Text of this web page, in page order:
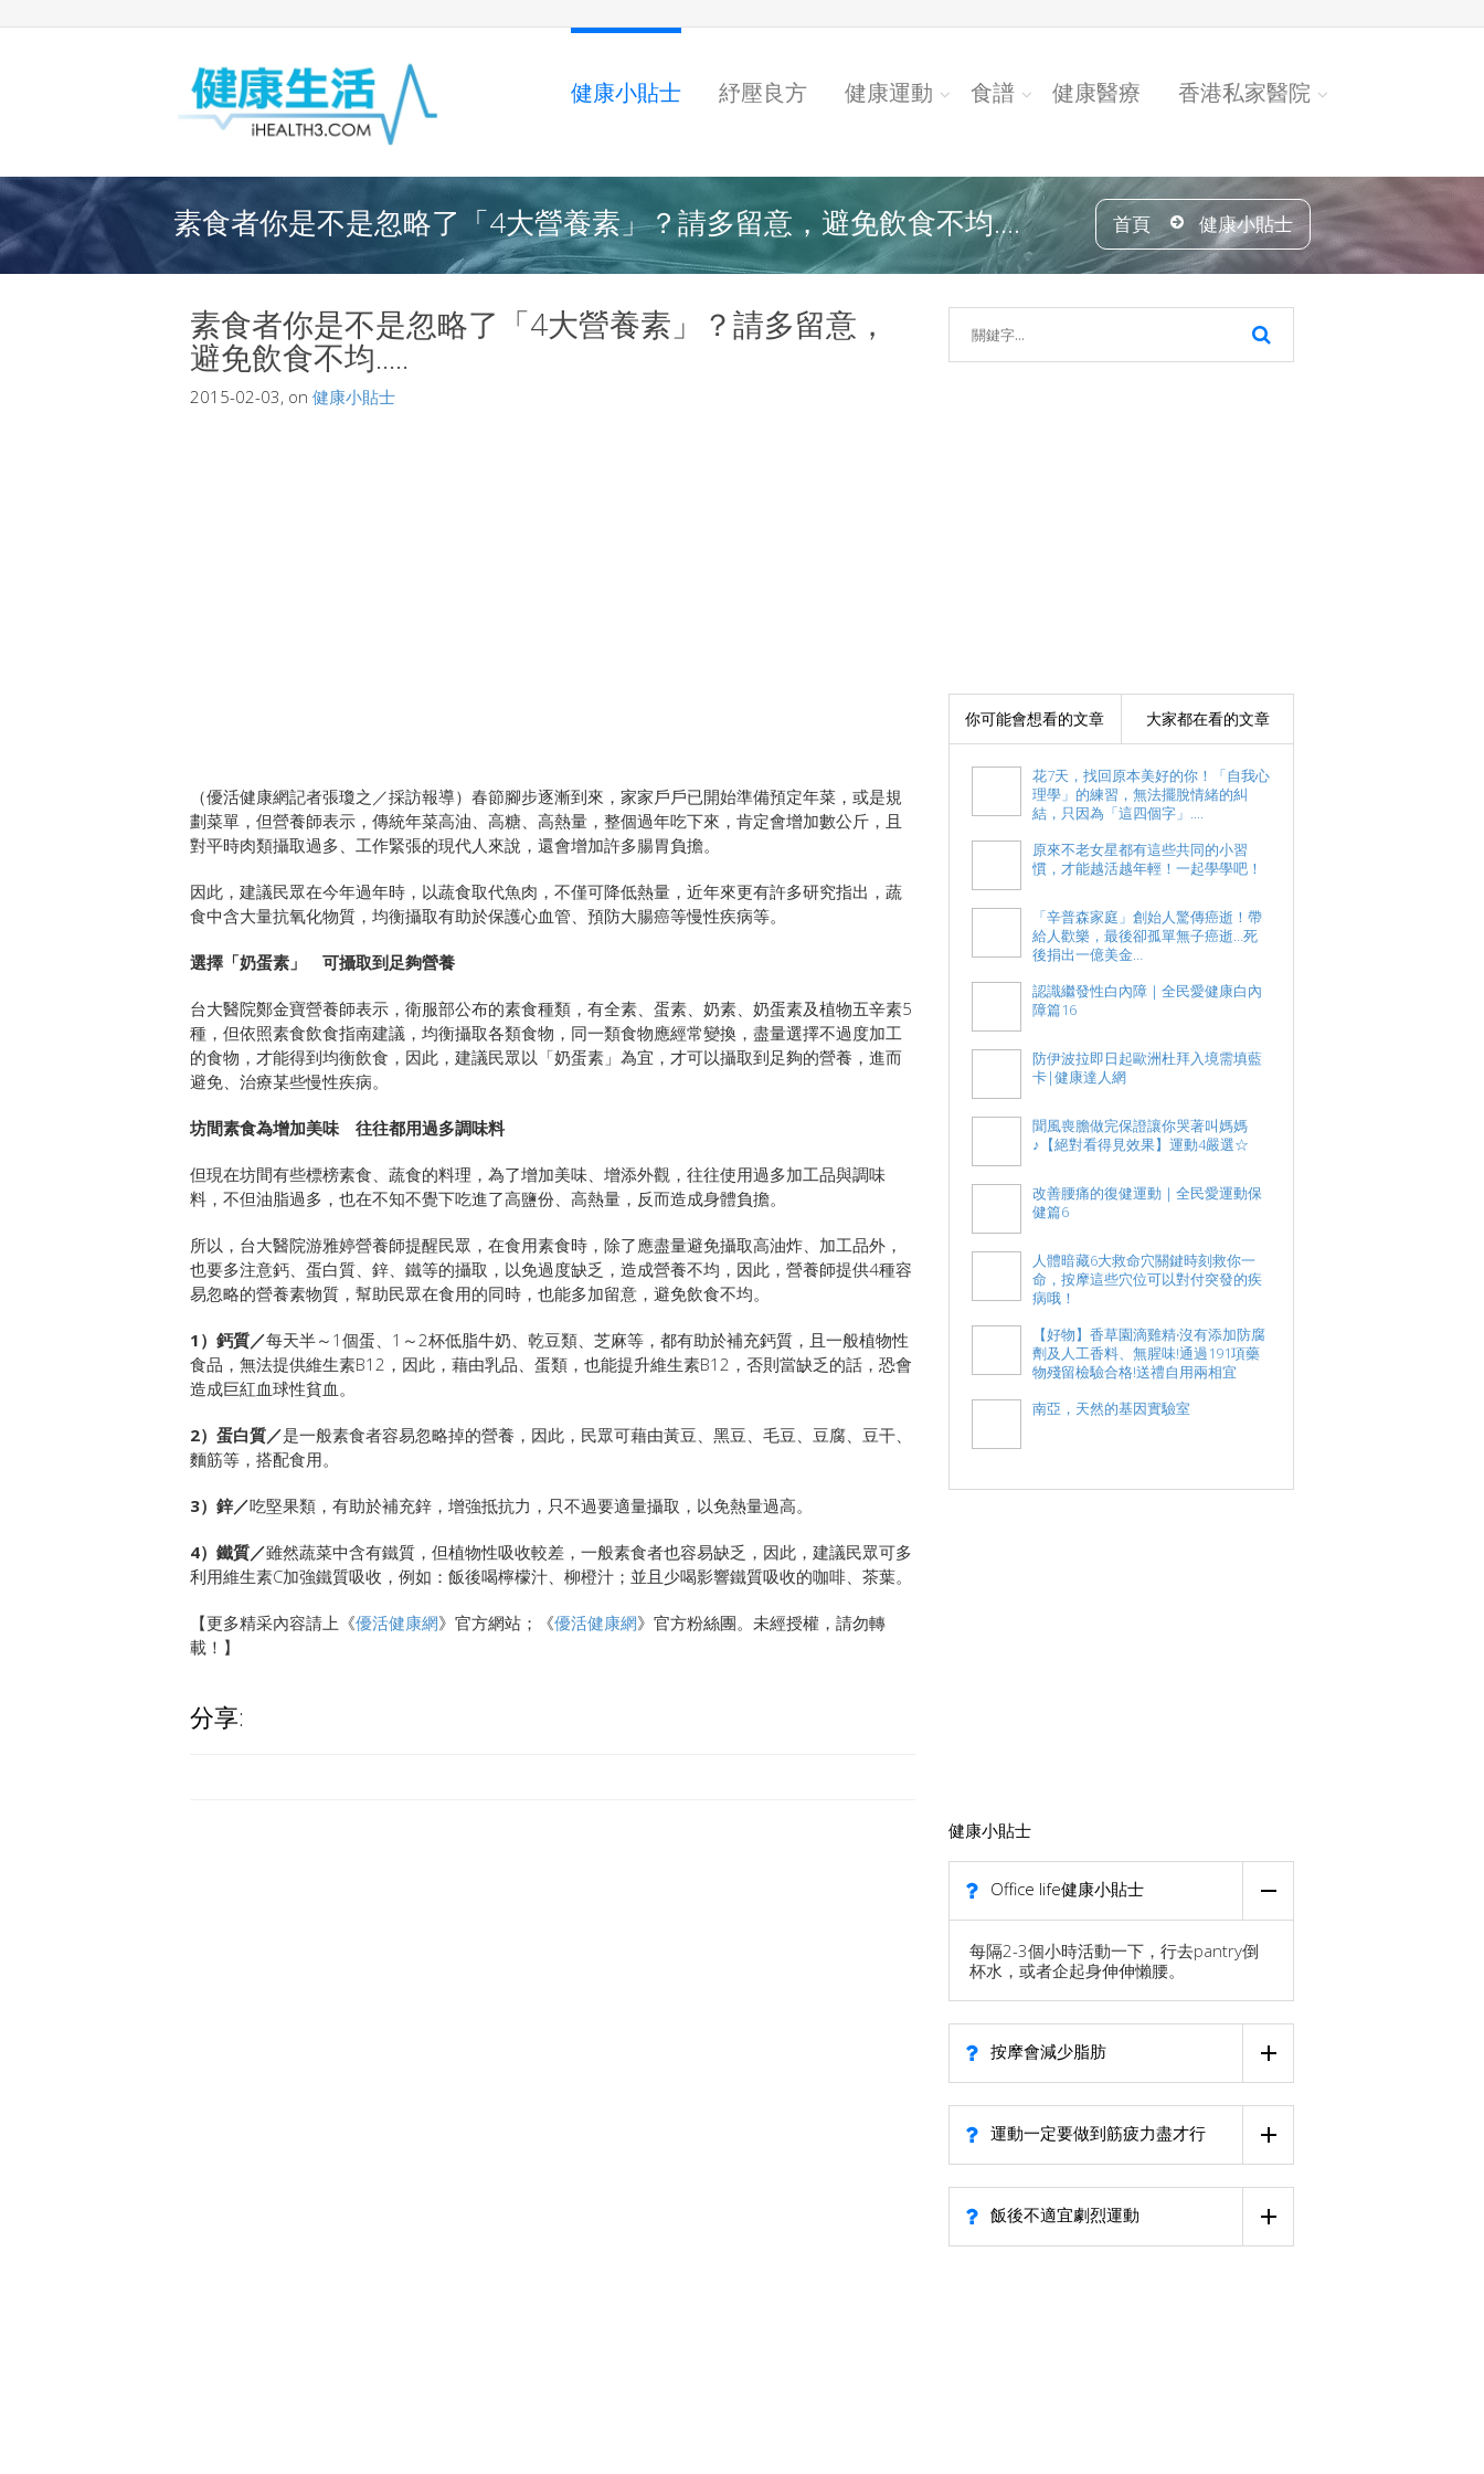
健康小貼士 紓壓良方 健康運動 食譜 健康醫療 香港私家醫院
素食者你是不是忽略了「4大營養素」？請多留意，避免飲食不均.... 首頁 健康小貼士
素食者你是不是忽略了「4大營養素」？請多留意，
避免飲食不均.....
2015-02-03, on 健康小貼士
（優活健康網記者張瓊之／採訪報導）春節腳步逐漸到來，家家戶戶已開始準備預定年菜，或是規
劃菜單，但營養師表示，傳統年菜高油、高糖、高熱量，整個過年吃下來，肯定會增加數公斤，且
對平時肉類攝取過多、工作緊張的現代人來說，還會增加許多腸胃負擔。
因此，建議民眾在今年過年時，以蔬食取代魚肉，不僅可降低熱量，近年來更有許多研究指出，蔬
食中含大量抗氧化物質，均衡攝取有助於保護心血管、預防大腸癌等慢性疾病等。
選擇「奶蛋素」 可攝取到足夠營養
台大醫院鄭金寶營養師表示，衛服部公布的素食種類，有全素、蛋素、奶素、奶蛋素及植物五辛素5
種，但依照素食飲食指南建議，均衡攝取各類食物，同一類食物應經常變換，盡量選擇不過度加工
的食物，才能得到均衡飲食，因此，建議民眾以「奶蛋素」為宜，才可以攝取到足夠的營養，進而
避免、治療某些慢性疾病。
坊間素食為增加美味 往往都用過多調味料
但現在坊間有些標榜素食、蔬食的料理，為了增加美味、增添外觀，往往使用過多加工品與調味
料，不但油脂過多，也在不知不覺下吃進了高鹽份、高熱量，反而造成身體負擔。
所以，台大醫院游雅婷營養師提醒民眾，在食用素食時，除了應盡量避免攝取高油炸、加工品外，
也要多注意鈣、蛋白質、鋅、鐵等的攝取，以免過度缺乏，造成營養不均，因此，營養師提供4種容
易忽略的營養素物質，幫助民眾在食用的同時，也能多加留意，避免飲食不均。
1）鈣質／每天半～1個蛋、1～2杯低脂牛奶、乾豆類、芝麻等，都有助於補充鈣質，且一般植物性
食品，無法提供維生素B12，因此，藉由乳品、蛋類，也能提升維生素B12，否則當缺乏的話，恐會
造成巨紅血球性貧血。
2）蛋白質／是一般素食者容易忽略掉的營養，因此，民眾可藉由黃豆、黑豆、毛豆、豆腐、豆干、
麵筋等，搭配食用。
3）鋅／吃堅果類，有助於補充鋅，增強抵抗力，只不過要適量攝取，以免熱量過高。
4）鐵質／雖然蔬菜中含有鐵質，但植物性吸收較差，一般素食者也容易缺乏，因此，建議民眾可多
利用維生素C加強鐵質吸收，例如：飯後喝檸檬汁、柳橙汁；並且少喝影響鐵質吸收的咖啡、茶葉。
【更多精采內容請上《優活健康網》官方網站；《優活健康網》官方粉絲團。未經授權，請勿轉
載！】
分享:
你可能會想看的文章 大家都在看的文章
花7天，找回原本美好的你！「自我心
理學」的練習，無法擺脫情緒的糾
結，只因為「這四個字」....
原來不老女星都有這些共同的小習
慣，才能越活越年輕！一起學學吧！
「辛普森家庭」創始人驚傳癌逝！帶
給人歡樂，最後卻孤單無子癌逝…死
後捐出一億美金…
認識繼發性白內障｜全民愛健康白內
障篇16
防伊波拉即日起歐洲杜拜入境需填藍
卡|健康達人網
聞風喪膽做完保證讓你哭著叫媽媽
♪【絕對看得見效果】運動4嚴選☆
改善腰痛的復健運動｜全民愛運動保
健篇6
人體暗藏6大救命穴關鍵時刻救你一
命，按摩這些穴位可以對付突發的疾
病哦！
【好物】香草園滴雞精‧沒有添加防腐
劑及人工香料、無腥味!通過191項藥
物殘留檢驗合格!送禮自用兩相宜
南亞，天然的基因實驗室
健康小貼士
Office life健康小貼士
每隔2-3個小時活動一下，行去pantry倒
杯水，或者企起身伸伸懶腰。
按摩會減少脂肪
運動一定要做到筋疲力盡才行
飯後不適宜劇烈運動